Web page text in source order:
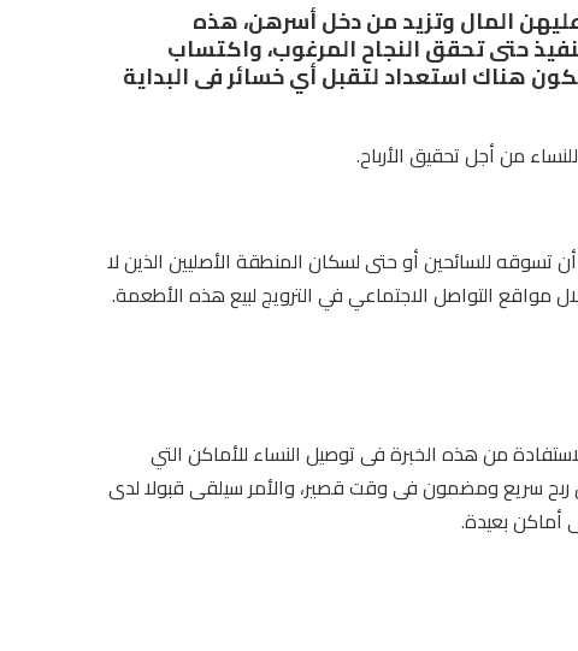
المال وتزيد من دخل أسرهن، هذه
تخطيط قبل التنفيذ حتى تحقق النجاح المرغوب، واكتساب
هناك استعداد لتقبل أي خسائر فى البداية
من أجل تحقيق الأرباح.
تسوقه للسائحين أو حتى لسكان المنطقة الأصليين الذين لا
التواصل الاجتماعي في الترويج لبيع هذه الأطعمة.
من هذه الخبرة فى توصيل النساء للأماكن التي
ربح سريع ومضمون فى وقت قصير، والأمر سيلقى قبولا لدى
أماكن بعيدة.